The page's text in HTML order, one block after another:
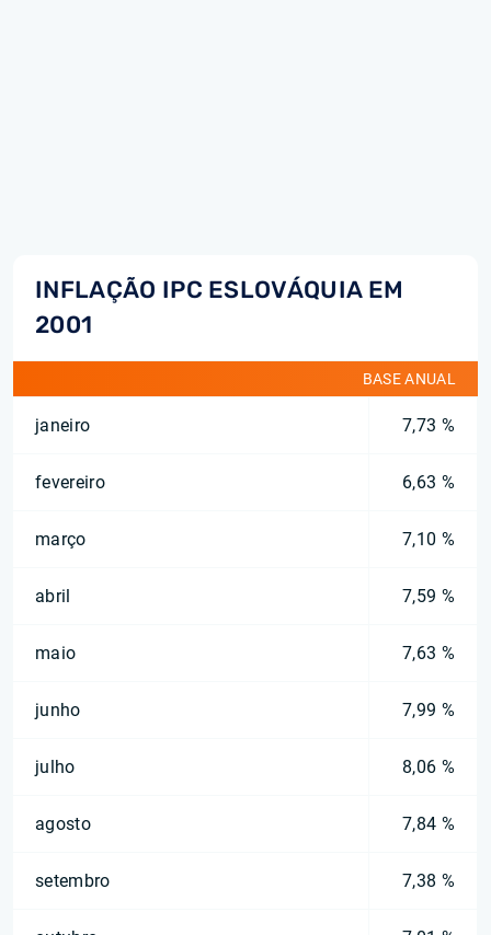
INFLAÇÃO IPC ESLOVÁQUIA EM
2001
BASE ANUAL
janeiro 7,73 %
fevereiro 6,63 %
março 7,10 %
abril 7,59 %
maio 7,63 %
junho 7,99 %
julho 8,06 %
agosto 7,84 %
setembro 7,38 %